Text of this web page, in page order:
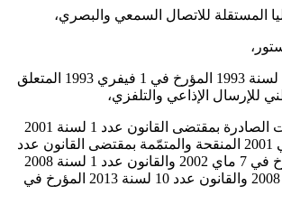
المستقلة للاتصال السمعي والبصري،
وعلى القانون عدد 8 لسنة 1993 المؤرخ في 1 فيفري 1993 المتعلق
للإرسال الإذاعي والتلفزي،
وعلى مجلة الاتصالات الصادرة بمقتضى القانون عدد 1 لسنة 2001
المؤرخ في 15 جانفي 2001 المنقحة والمتمّمة بمقتضى القانون عدد
46 لسنة 2002 المؤرخ في 7 ماي 2002 والقانون عدد 1 لسنة 2008
المؤرخ في 8 جانفي 2008 والقانون عدد 10 لسنة 2013 المؤرخ في